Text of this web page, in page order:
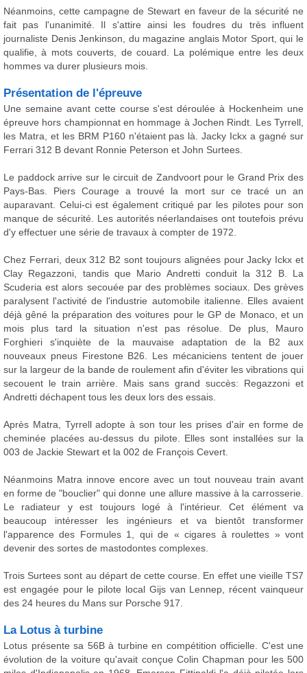
Néanmoins, cette campagne de Stewart en faveur de la sécurité ne
fait pas l'unanimité. Il s'attire ainsi les foudres du très influent
journaliste Denis Jenkinson, du magazine anglais Motor Sport, qui le
qualifie, à mots couverts, de couard. La polémique entre les deux
hommes va durer plusieurs mois.
Présentation de l'épreuve
Une semaine avant cette course s'est déroulée à Hockenheim une
épreuve hors championnat en hommage à Jochen Rindt. Les Tyrrell,
les Matra, et les BRM P160 n'étaient pas là. Jacky Ickx a gagné sur
Ferrari 312 B devant Ronnie Peterson et John Surtees.
Le paddock arrive sur le circuit de Zandvoort pour le Grand Prix des
Pays-Bas. Piers Courage a trouvé la mort sur ce tracé un an
auparavant. Celui-ci est également critiqué par les pilotes pour son
manque de sécurité. Les autorités néerlandaises ont toutefois prévu
d'y effectuer une série de travaux à compter de 1972.
Chez Ferrari, deux 312 B2 sont toujours alignées pour Jacky Ickx et
Clay Regazzoni, tandis que Mario Andretti conduit la 312 B. La
Scuderia est alors secouée par des problèmes sociaux. Des grèves
paralysent l'activité de l'industrie automobile italienne. Elles avaient
déjà gêné la préparation des voitures pour le GP de Monaco, et un
mois plus tard la situation n'est pas résolue. De plus, Mauro
Forghieri s'inquiète de la mauvaise adaptation de la B2 aux
nouveaux pneus Firestone B26. Les mécaniciens tentent de jouer
sur la largeur de la bande de roulement afin d'éviter les vibrations qui
secouent le train arrière. Mais sans grand succès: Regazzoni et
Andretti déchapent tous les deux lors des essais.
Après Matra, Tyrrell adopte à son tour les prises d'air en forme de
cheminée placées au-dessus du pilote. Elles sont installées sur la
003 de Jackie Stewart et la 002 de François Cevert.
Néanmoins Matra innove encore avec un tout nouveau train avant
en forme de "bouclier" qui donne une allure massive à la carrosserie.
Le radiateur y est toujours logé à l'intérieur. Cet élément va
beaucoup intéresser les ingénieurs et va bientôt transformer
l'apparence des Formules 1, qui de « cigares à roulettes » vont
devenir des sortes de mastodontes complexes.
Trois Surtees sont au départ de cette course. En effet une vieille TS7
est engagée pour le pilote local Gijs van Lennep, récent vainqueur
des 24 heures du Mans sur Porsche 917.
La Lotus à turbine
Lotus présente sa 56B à turbine en compétition officielle. C'est une
évolution de la voiture qu'avait conçue Colin Chapman pour les 500